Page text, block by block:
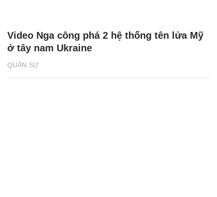
QUÂN SỰ
Video Nga công phá 2 hệ thống tên lửa Mỹ
ở tây nam Ukraine